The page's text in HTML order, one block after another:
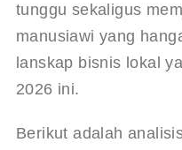
tunggu sekaligus
manusiawi yang
lanskap bisnis lokal
2026 ini.
Berikut adalah